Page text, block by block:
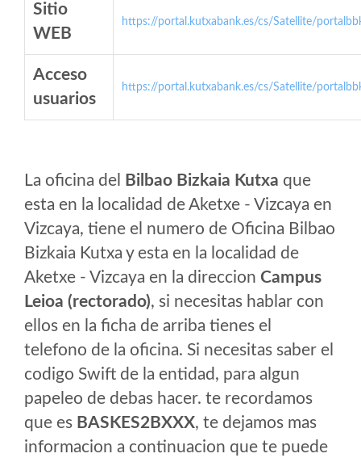
Sitio
WEB
https://portal.kutxabank.es/cs/Satellite/
Acceso
usuarios
https://portal.kutxabank.es/cs/Satellite/
La oficina del Bilbao Bizkaia Kutxa que
esta en la localidad de Aketxe - Vizcaya en
Vizcaya, tiene el numero de Oficina Bilbao
Bizkaia Kutxa y esta en la localidad de
Aketxe - Vizcaya en la direccion Campus
Leioa (rectorado), si necesitas hablar con
ellos en la ficha de arriba tienes el
telefono de la oficina. Si necesitas saber el
codigo Swift de la entidad, para algun
papeleo de debas hacer. te recordamos
que es BASKES2BXXX, te dejamos mas
informacion a continuacion que te puede